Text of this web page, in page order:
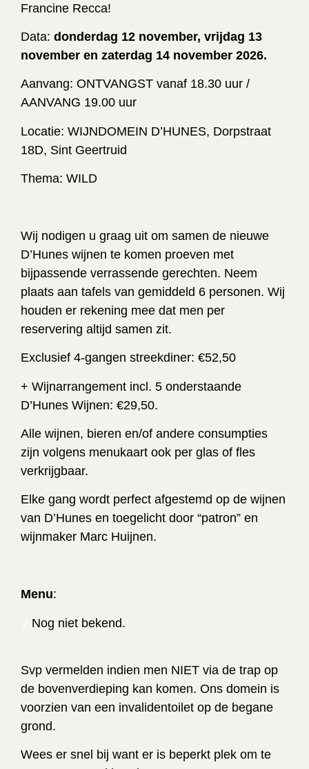
Francine Recca!
Data: donderdag 12 november, vrijdag 13
november en zaterdag 14 november 2026.
Aanvang: ONTVANGST vanaf 18.30 uur /
AANVANG 19.00 uur
Locatie: WIJNDOMEIN D’HUNES, Dorpstraat
18D, Sint Geertruid
Thema: WILD
Wij nodigen u graag uit om samen de nieuwe
D’Hunes wijnen te komen proeven met
bijpassende verrassende gerechten. Neem
plaats aan tafels van gemiddeld 6 personen. Wij
houden er rekening mee dat men per
reservering altijd samen zit.
Exclusief 4-gangen streekdiner: €52,50
+ Wijnarrangement incl. 5 onderstaande
D’Hunes Wijnen: €29,50.
Alle wijnen, bieren en/of andere consumpties
zijn volgens menukaart ook per glas of fles
verkrijgbaar.
Elke gang wordt perfect afgestemd op de wijnen
van D’Hunes en toegelicht door “patron” en
wijnmaker Marc Huijnen.
Menu:
Nog niet bekend.
Svp vermelden indien men NIET via de trap op
de bovenverdieping kan komen. Ons domein is
voorzien van een invalidentoilet op de begane
grond.
Wees er snel bij want er is beperkt plek om te